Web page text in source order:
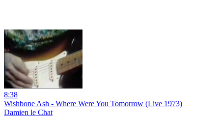
8:38
Wishbone Ash - Where Were You Tomorrow (Live 1973)
Damien le Chat